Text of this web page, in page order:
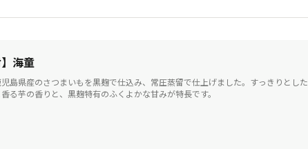
】海童
島県産のさつまいもを黒麹で仕込み、常圧蒸留で仕上げました。すっきりとした
る芋の香りと、黒麹特有のふくよかな甘みが特長です。